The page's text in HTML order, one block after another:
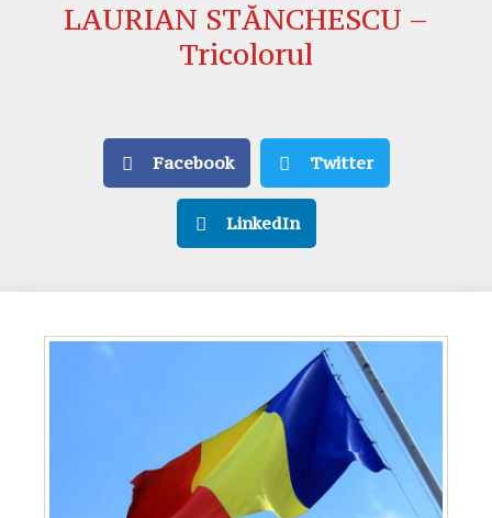
LAURIAN STĂNCHESCU –
Tricolorul
Facebook Twitter
LinkedIn